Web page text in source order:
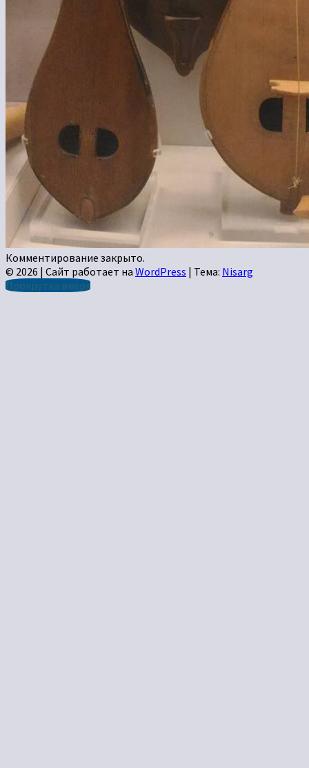
Комментирование закрыто.
© 2026 | Сайт работает на WordPress | Тема: Nisarg
Прокрутка вверх